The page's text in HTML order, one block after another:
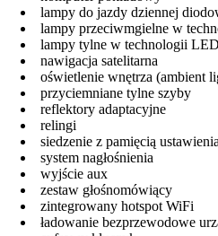
lampy do jazdy dziennej
lampy przeciwmgielne w
lampy tylne w technologii LED
nawigacja satelitarna
oświetlenie wnętrza (ambient
przyciemniane tylne szyby
reflektory adaptacyjne
relingi
siedzenie z pamięcią ustawienia
system nagłośnienia
wyjście aux
zestaw głośnomówiący
zintegrowany hotspot WiFi
ładowanie bezprzewodowe